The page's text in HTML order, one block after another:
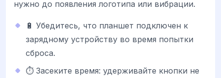
нужно до появления логотипа или вибрации.
🔋 Убедитесь, что планшет подключен к
зарядному устройству во время попытки
сброса.
⏱️ Засеките время: удерживайте кнопки не